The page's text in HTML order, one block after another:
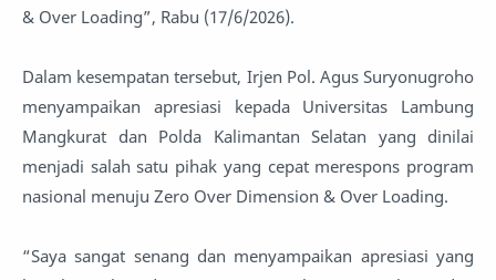
& Over Loading”, Rabu (17/6/2026).
Dalam kesempatan tersebut, Irjen Pol. Agus Suryonugroho
menyampaikan apresiasi kepada Universitas Lambung
Mangkurat dan Polda Kalimantan Selatan yang dinilai
menjadi salah satu pihak yang cepat merespons program
nasional menuju Zero Over Dimension & Over Loading.
“Saya sangat senang dan menyampaikan apresiasi yang